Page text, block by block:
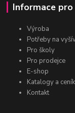
Informace pro
Výroba
Potřeby na
Pro školy
Pro prodejce
E-shop
Katalogy a
Kontakt